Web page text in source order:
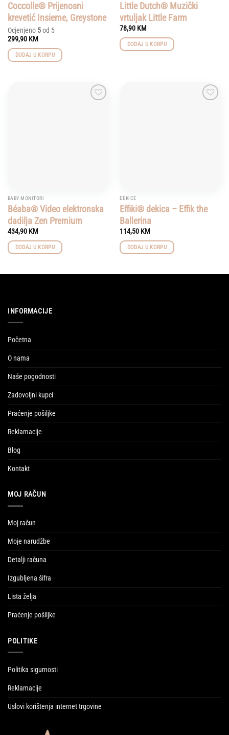
Coccolle® Prijenosni
krevetić Insieme, Greystone
Ocjenjeno 5od 5
299,90 KM
DODAJ U KORPU
Little Dutch® Muzički
vrtuljak Little Farm
78,90 KM
DODAJ U KORPU
BABY MONITORI
Béaba® Video elektronska
dadilja Zen Premium
434,90 KM
DODAJ U KORPU
DEKICE
Effiki® dekica – Effik the
Ballerina
114,50 KM
DODAJ U KORPU
INFORMACIJE
Početna
O nama
Naše pogodnosti
Zadovoljni kupci
Praćenje pošiljke
Reklamacije
Blog
Kontakt
MOJ RAČUN
Moj račun
Moje narudžbe
Detalji računa
Izgubljena šifra
Lista želja
Praćenje pošiljke
POLITIKE
Politika sigurnosti
Reklamacije
Uslovi korištenja internet trgovine